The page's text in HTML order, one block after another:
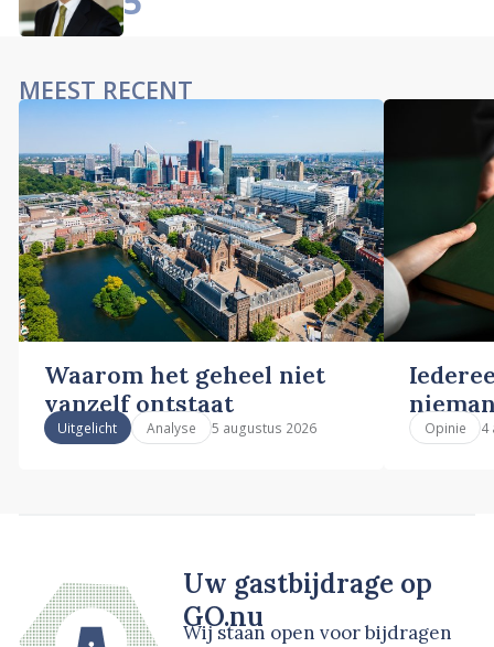
MEEST RECENT
Waarom het geheel niet
vanzelf ontstaat
Uitgelicht Analyse 5 augustus 2026 Opinie 4
Uw gastbijdrage op
GO.nu
Wij staan open voor bijdragen